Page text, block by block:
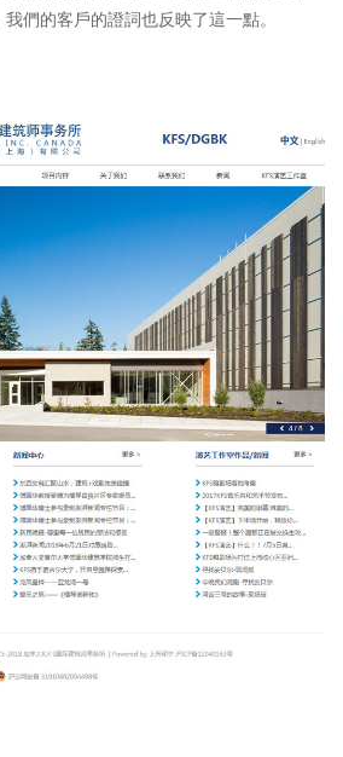
們的客戶的證詞也反映了這一點。